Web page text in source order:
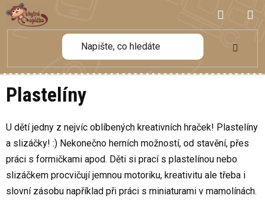
Přejít
na
obsah
KOŠÍK
Plastelíny
U dětí jedny z nejvíc oblíbených kreativních hraček! Plastelíny
a slizáčky! :) Nekonečno herních možností, od stavění, přes
práci s formičkami apod. Děti si prací s plastelínou nebo
slizáčkem procvičují jemnou motoriku, kreativitu ale třeba i
slovní zásobu například při práci s miniaturami v mamolínách.